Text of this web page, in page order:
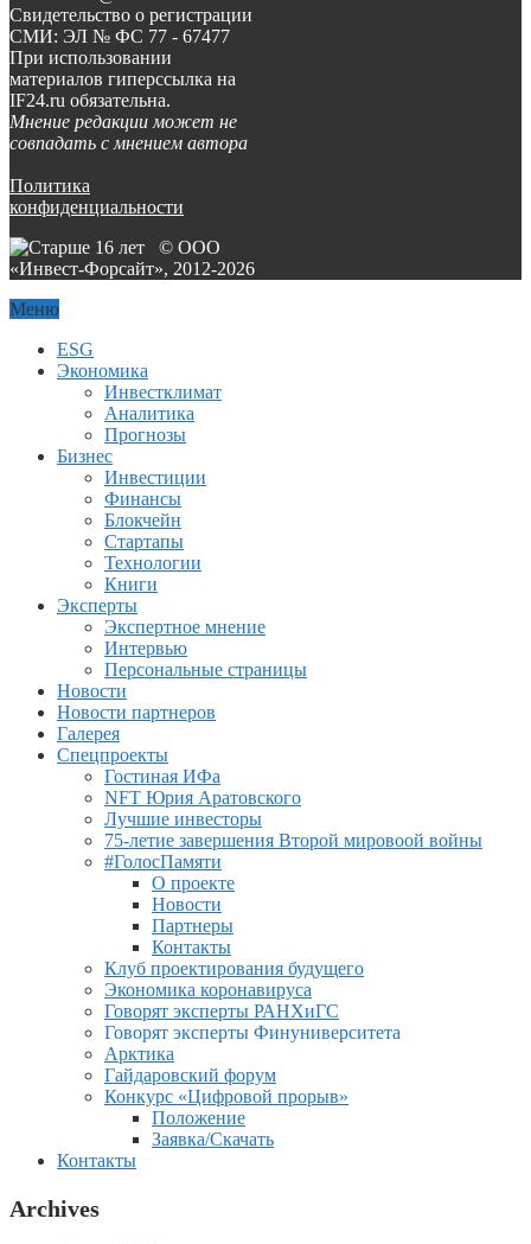
Свидетельство о регистрации
СМИ: ЭЛ № ФС 77 - 67477
При использовании
материалов гиперссылка на
IF24.ru обязательна.
Мнение редакции может не
совпадать с мнением автора
Политика
конфиденциальности
© ООО
«Инвест-Форсайт», 2012-2026
Меню
ESG
Экономика
Инвестклимат
Аналитика
Прогнозы
Бизнес
Инвестиции
Финансы
Блокчейн
Стартапы
Технологии
Книги
Эксперты
Экспертное мнение
Интервью
Персональные страницы
Новости
Новости партнеров
Галерея
Спецпроекты
Гостиная ИФа
NFT Юрия Аратовского
Лучшие инвесторы
75-летие завершения Второй мировоой войны
#ГолосПамяти
О проекте
Новости
Партнеры
Контакты
Клуб проектирования будущего
Экономика коронавируса
Говорят эксперты РАНХиГС
Говорят эксперты Финуниверситета
Арктика
Гайдаровский форум
Конкурс «Цифровой прорыв»
Положение
Заявка/Скачать
Контакты
Archives